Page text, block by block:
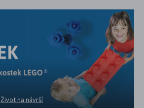
Život na návrší